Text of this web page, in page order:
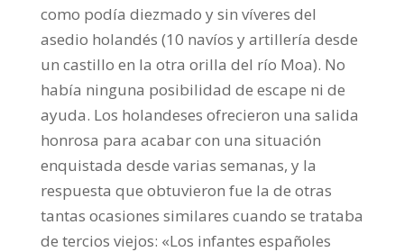
como podía diezmado y sin víveres del
asedio holandés (10 navíos y artillería desde
un castillo en la otra orilla del río Moa). No
había ninguna posibilidad de escape ni de
ayuda. Los holandeses ofrecieron una salida
honrosa para acabar con una situación
enquistada desde varias semanas, y la
respuesta que obtuvieron fue la de otras
tantas ocasiones similares cuando se trataba
de tercios viejos: «Los infantes españoles